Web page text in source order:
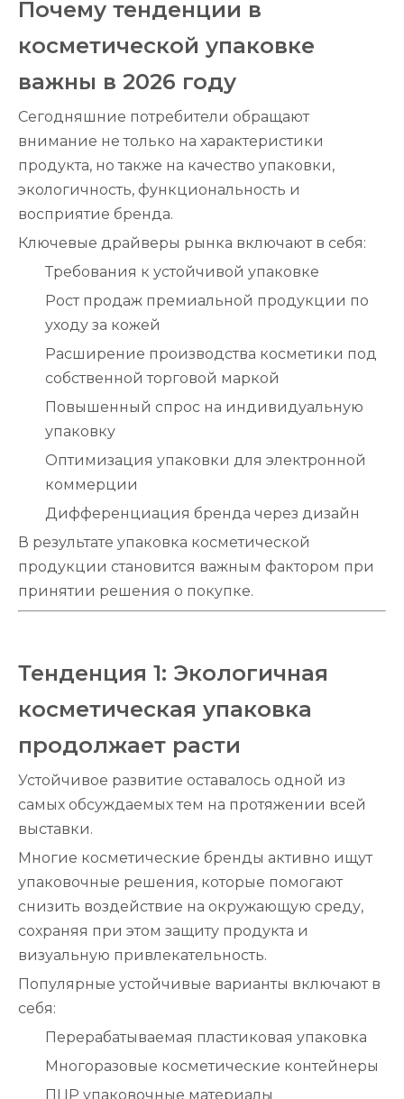
Почему тенденции в
косметической упаковке
важны в 2026 году
Сегодняшние потребители обращают
внимание не только на характеристики
продукта, но также на качество упаковки,
экологичность, функциональность и
восприятие бренда.
Ключевые драйверы рынка включают в себя:
Требования к устойчивой упаковке
Рост продаж премиальной продукции по
уходу за кожей
Расширение производства косметики под
собственной торговой маркой
Повышенный спрос на индивидуальную
упаковку
Оптимизация упаковки для электронной
коммерции
Дифференциация бренда через дизайн
В результате упаковка косметической
продукции становится важным фактором при
принятии решения о покупке.
Тенденция 1: Экологичная
косметическая упаковка
продолжает расти
Устойчивое развитие оставалось одной из
самых обсуждаемых тем на протяжении всей
выставки.
Многие косметические бренды активно ищут
упаковочные решения, которые помогают
снизить воздействие на окружающую среду,
сохраняя при этом защиту продукта и
визуальную привлекательность.
Популярные устойчивые варианты включают в
себя:
Перерабатываемая пластиковая упаковка
Многоразовые косметические контейнеры
ПЦР упаковочные материалы